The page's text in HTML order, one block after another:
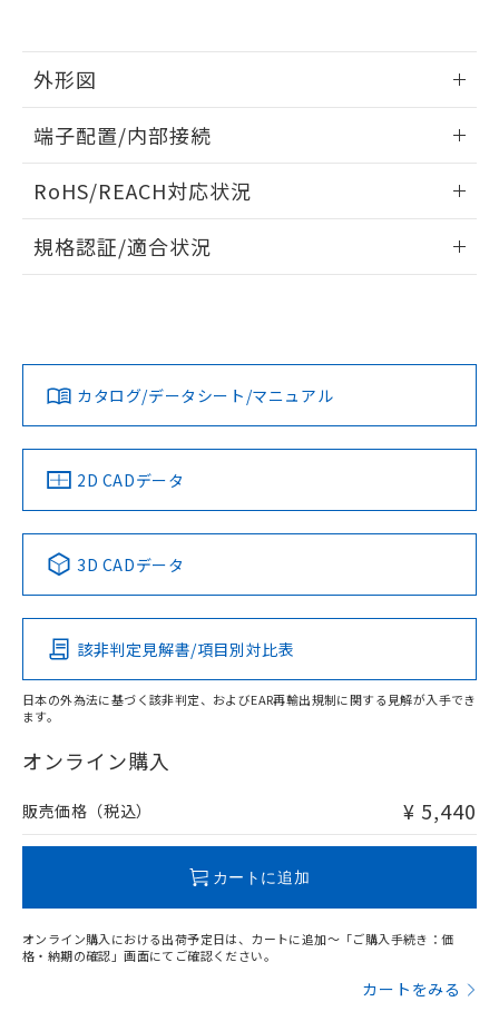
外形図
外形図
端子配置/内部接続
端子配置/内部接続
RoHS/REACH対応状況
EU RoHS 注意事項・凡例
対応済み
中国 RoHS 注意事項・凡例
Pb Hg Cd Cr(VI)
O
在庫等で未対応品が混在する可能性があります。
問い合わせください。
規格認証/適合状況
LR型式承認
（イギリス
船舶規格）
DNV型式承認
（ノルウェー
BV型式承認
（フランス
KR型式
（韓国
No No No No
この製品の規格認証/適合状況ページへ
その他の認証はこちらのページからご検索ください
カタログ/データシート/マニュアル
2D CADデータ
3D CADデータ
該非判定見解書/項目別対比表
日本の外為法に基づく該非判定、およびEAR再輸出規制に関する見解が入手でき
ます。
オンライン購入
販売価格（税込） ¥ 5,440
カートに追加
オンライン購入における出荷予定日は、カートに追加～「ご購入手続き：価
格・納期の確認」画面にてご確認ください。
カートをみる
既に当社にて対応品への在庫切替を完了
していることから、特段のことがない限
す。